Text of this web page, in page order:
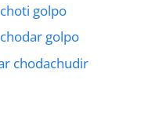
choti golpo
chodar golpo
chodachudir